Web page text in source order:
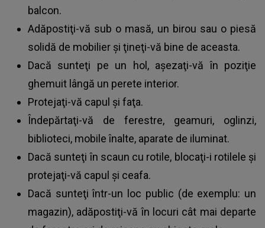
balcon.
Adăpostiţi-vă sub o masă, un birou sau o piesă
solidă de mobilier şi ţineţi-vă bine de aceasta.
Dacă sunteţi pe un hol, aşezaţi-vă în poziţie
ghemuit lângă un perete interior.
Protejaţi-vă capul şi faţa.
Îndepărtaţi-vă de ferestre, geamuri, oglinzi,
biblioteci, mobile înalte, aparate de iluminat.
Dacă sunteţi în scaun cu rotile, blocaţi-i rotilele şi
protejaţi-vă capul şi ceafa.
Dacă sunteţi într-un loc public (de exemplu: un
magazin), adăpostiţi-vă în locuri cât mai departe